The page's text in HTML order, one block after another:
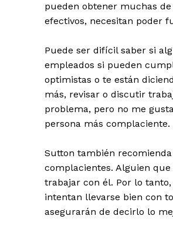
pueden obtener muchas
efectivos, necesitan poder
Puede ser difícil saber si
empleados si pueden
optimistas o te están
más, revisar o discutir
problema, pero no me
persona más complaciente.
Sutton también
complacientes. Alguien
trabajar con él. Por lo
intentan llevarse bien con
asegurarán de decirlo lo